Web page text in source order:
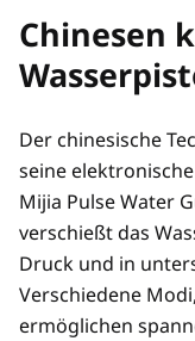
Chinesen
Der chinesische
seine
Mijia Pulse Water
verschießt das
Druck und in
Verschiedene
ermöglichen